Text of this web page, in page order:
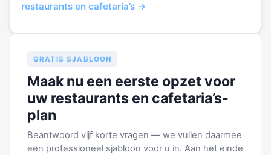
restaurants en cafetaria’s →
GRATIS SJABLOON
Maak nu een eerste opzet voor
uw restaurants en cafetaria’s-
plan
Beantwoord vijf korte vragen — we vullen daarmee
een professioneel sjabloon voor u in. Aan het einde